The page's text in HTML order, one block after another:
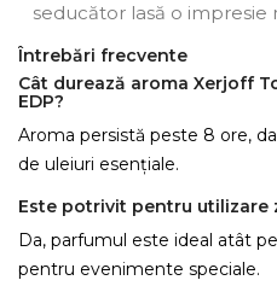
seducător lasă o impresie
Întrebări frecvente
Cât durează aroma Xerjoff
EDP?
Aroma persistă peste 8 ore,
de uleiuri esențiale.
Este potrivit pentru utilizare
Da, parfumul este ideal atât
pentru evenimente speciale.